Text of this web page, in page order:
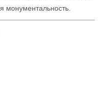
монументальность.